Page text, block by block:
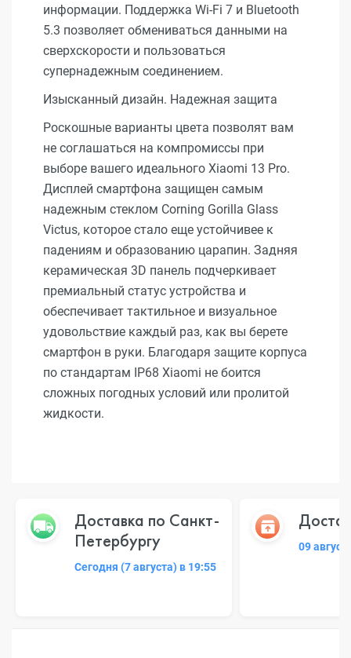
информации. Поддержка Wi-Fi 7 и Bluetooth
5.3 позволяет обмениваться данными на
сверхскорости и пользоваться
супернадежным соединением.
Изысканный дизайн. Надежная защита
Роскошные варианты цвета позволят вам
не соглашаться на компромиссы при
выборе вашего идеального Xiaomi 13 Pro.
Дисплей смартфона защищен самым
надежным стеклом Corning Gorilla Glass
Victus, которое стало еще устойчивее к
падениям и образованию царапин. Задняя
керамическая 3D панель подчеркивает
премиальный статус устройства и
обеспечивает тактильное и визуальное
удовольствие каждый раз, как вы берете
смартфон в руки. Благодаря защите корпуса
по стандартам IP68 Xiaomi не боится
сложных погодных условий или пролитой
жидкости.
Доставка по Санкт-
Петербургу
Сегодня (7 августа) в 19:55
09